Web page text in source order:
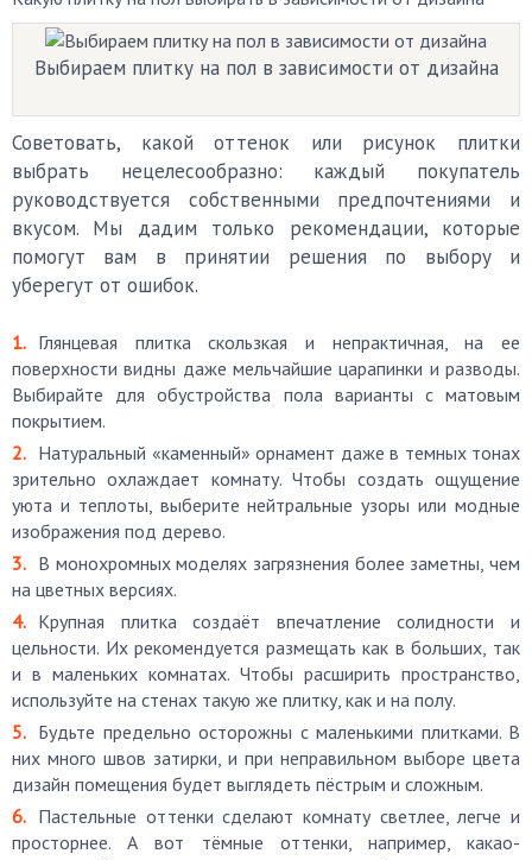
Выбираем плитку на пол в зависимости от дизайна
Советовать, какой оттенок или рисунок плитки
выбрать нецелесообразно: каждый покупатель
руководствуется собственными предпочтениями и
вкусом. Мы дадим только рекомендации, которые
помогут вам в принятии решения по выбору и
уберегут от ошибок.
Глянцевая плитка скользкая и непрактичная, на ее
поверхности видны даже мельчайшие царапинки и разводы.
Выбирайте для обустройства пола варианты с матовым
покрытием.
Натуральный «каменный» орнамент даже в темных тонах
зрительно охлаждает комнату. Чтобы создать ощущение
уюта и теплоты, выберите нейтральные узоры или модные
изображения под дерево.
В монохромных моделях загрязнения более заметны, чем
на цветных версиях.
Крупная плитка создаёт впечатление солидности и
цельности. Их рекомендуется размещать как в больших, так
и в маленьких комнатах. Чтобы расширить пространство,
используйте на стенах такую же плитку, как и на полу.
Будьте предельно осторожны с маленькими плитками. В
них много швов затирки, и при неправильном выборе цвета
дизайн помещения будет выглядеть пёстрым и сложным.
Пастельные оттенки сделают комнату светлее, легче и
просторнее. А вот тёмные оттенки, например, какао-